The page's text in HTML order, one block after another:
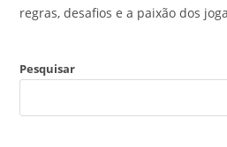
regras, desafios e a paixão dos
Pesquisar